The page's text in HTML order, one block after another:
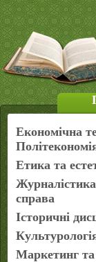
Економічна
Етика та
справа
Історичні
Маркетинг